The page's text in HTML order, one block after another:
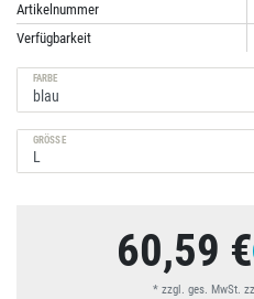
Artikelnummer
Verfügbarkeit
FARBE
GRÖSSE
60,59 €
* zzgl. ges. MwSt.